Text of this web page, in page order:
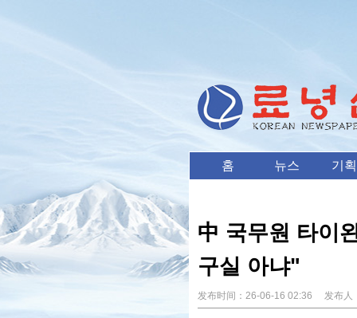
홈 뉴스 기획
中 국무원 타이
구실 아냐"
发布时间： 26-06-16 02:36 发布人